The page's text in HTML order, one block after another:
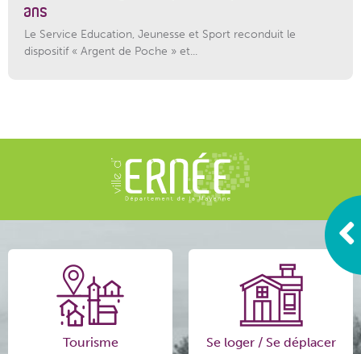
ans
Le Service Education, Jeunesse et Sport reconduit le
dispositif « Argent de Poche » et...
Tourisme Se loger / Se déplacer